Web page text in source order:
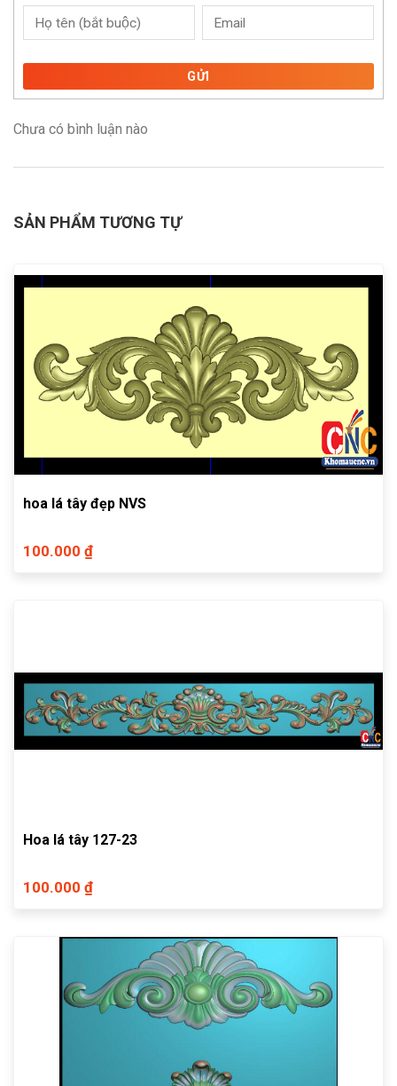
GỬI
Chưa có bình luận nào
SẢN PHẨM TƯƠNG TỰ
hoa lá tây đẹp NVS
100.000 ₫
Hoa lá tây 127-23
100.000 ₫